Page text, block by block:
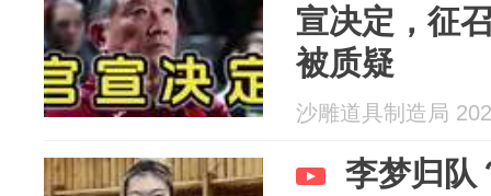
宣决定，征
被质疑
沙雕道具制造局
李梦归队